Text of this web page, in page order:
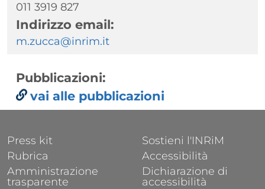
011 3919 827
Indirizzo email:
m.zucca@inrim.it
Pubblicazioni:
vai alle pubblicazioni
FOOTER 1
Press kit
Rubrica
Amministrazione
trasparente
FOOTER 2
Sostieni l'INRiM
Accessibilità
Dichiarazione di
accessibilità